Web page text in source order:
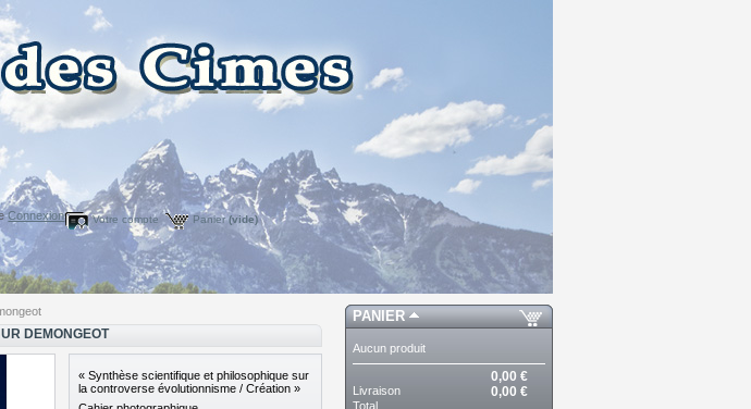
Panier(vide)
Votre compte
Connexion
DEMONGEOT
« Synthèse scientifique et philosophique sur
la controverse évolutionnisme / Création »
PANIER
Aucun produit
0,00 €
Livraison 0,00 €
Total